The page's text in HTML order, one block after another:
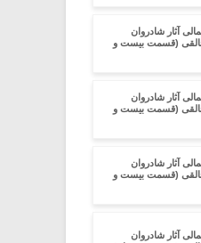
آثار شادروان
(قسمت بیست و
آثار شادروان
(قسمت بیست و
آثار شادروان
(قسمت بیست و
آثار شادروان